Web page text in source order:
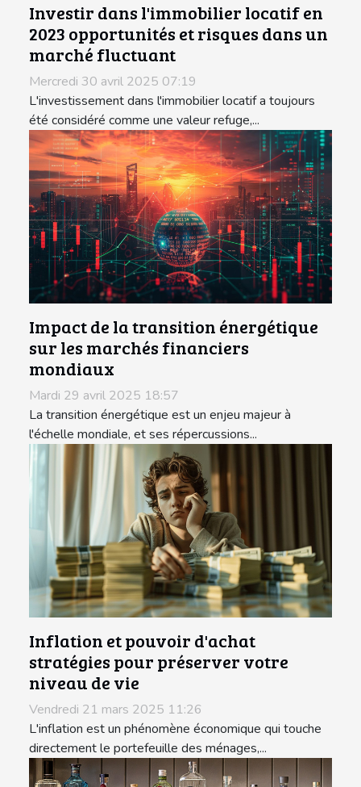
Investir dans l'immobilier locatif en
2023 opportunités et risques dans un
marché fluctuant
Mercredi 30 avril 2025 07:19
L'investissement dans l'immobilier locatif a toujours
été considéré comme une valeur refuge,...
Impact de la transition énergétique
sur les marchés financiers
mondiaux
Mardi 29 avril 2025 18:57
La transition énergétique est un enjeu majeur à
l'échelle mondiale, et ses répercussions...
Inflation et pouvoir d'achat
stratégies pour préserver votre
niveau de vie
Vendredi 21 mars 2025 11:26
L'inflation est un phénomène économique qui touche
directement le portefeuille des ménages,...